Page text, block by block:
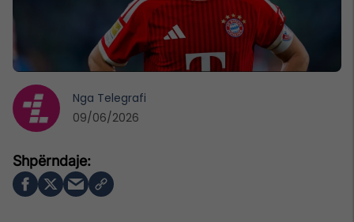
Nga Telegrafi
09/06/2026